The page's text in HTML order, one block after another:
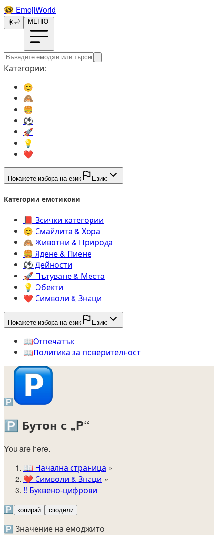
🤓️ EmojiWorld
☀️🌙 МЕНЮ
Категории:
😊️
🙈️
🍔️
⚽️
🚀️
💡️
❤️
Покажете избора на език Език:
Категории емотикони
📕️ Всички категории
😊️ Смайлита & Хора
🙈️ Животни & Природа
🍔️ Ядене & Пиене
⚽️ Дейности
🚀️ Пътуване & Места
💡️ Обекти
❤️ Символи & Знаци
Покажете избора на език Език:
📖️Oтпечатък
📖️Политика за поверителност
🅿️
🅿️ Бутон с „P“
You are here.
📖 Начална страница
❤️ Символи & Знаци
‼️ Буквено-цифрови
🅿️ копирай сподели
🅿️ Значение на емоджито